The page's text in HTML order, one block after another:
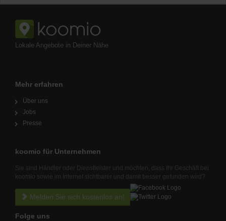
Lokale Angebote in Deiner Nähe
Mehr erfahren
Über uns
Jobs
Presse
koomio für Unternehmen
Sie sind Händler oder Dienstleister und möchten, dass Ihr Geschäft bei
koomio sowie im Internet sichtbarer und damit besser gefunden wird?
Melden Sie sich kostenlos an!
Folge uns